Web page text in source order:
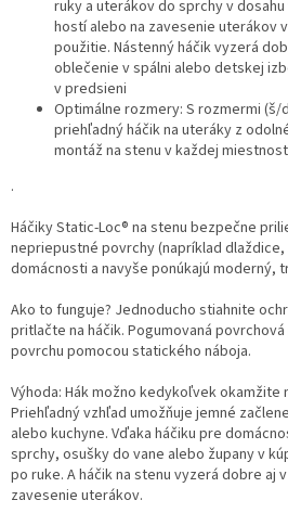
ruky a uterákov do sprchy v
hostí alebo na zavesenie uterákov
použitie. Nástenný háčik vyzerá
oblečenie v spálni alebo detskej
v predsieni
Optimálne rozmery: S rozmermi (š/
priehľadný háčik na uteráky z
montáž na stenu v každej
.
Háčiky Static-Loc® na stenu bezpečne
nepriepustné povrchy (napríklad
domácnosti a navyše ponúkajú moderný,
Ako to funguje? Jednoducho stiahnite
pritlačte na háčik. Pogumovaná
povrchu pomocou statického náboja.
Výhoda: Hák možno kedykoľvek
Priehľadný vzhľad umožňuje jemné
alebo kuchyne. Vďaka háčiku pre
sprchy, osušky do vane alebo župany v
po ruke. A háčik na stenu vyzerá dobre aj
zavesenie uterákov.